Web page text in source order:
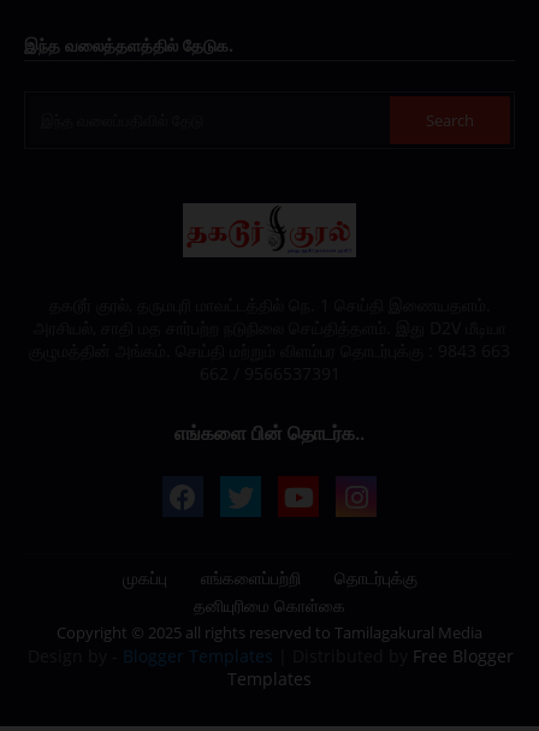
இந்த வலைத்தளத்தில் தேடுக.
எங்களை பின் தொடர்க..
முகப்பு எங்களைப்பற்றி
தொடர்புக்கு
தனியுரிமை கொள்கை
Copyright © 2025 all rights reserved to Tamilagakural Media
Blogger Templates
Free Blogger
Templates